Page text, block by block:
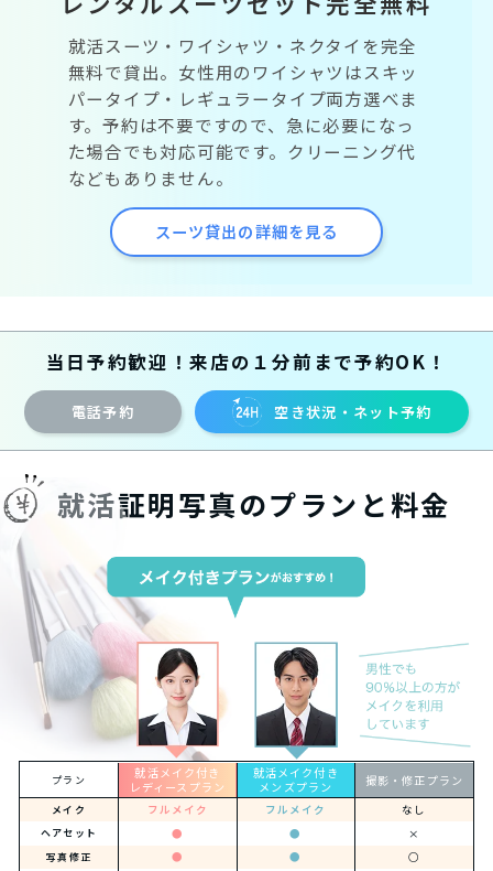
就活スーツ・ワイシャツ・ネクタイを完全
無料で貸出。女性用のワイシャツはスキッ
パータイプ・レギュラータイプ両方選べま
す。予約は不要ですので、急に必要になっ
た場合でも対応可能です。クリーニング代
などもありません。
スーツ貸出の詳細を見る
当日予約歓迎！来店の１分前まで予約OK！
電話予約 空き状況・ネット予約
就活証明写真のプランと料金
プラン
就活メイク付き
レディースプラン
就活メイク付き
メンズプラン
撮影・修正プラン
メイク フルメイク フルメイク なし
ヘアセット ● ● ×
写真修正 ● ● ○